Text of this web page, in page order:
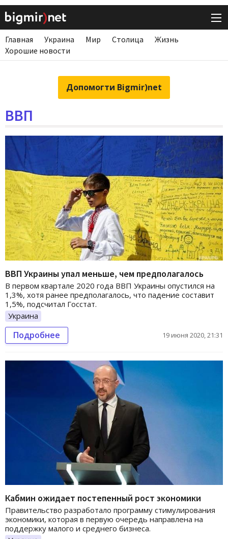
Главная Украина Мир Столица
Жизнь
Хорошие новости
Допомогти Bigmir)net
ВВП
ВВП Украины упал меньше, чем предполагалось
В первом квартале 2020 года ВВП Украины опустился на
1,3%, хотя ранее предполагалось, что падение составит
1,5%, подсчитал Госстат.
Украина
Подробнее 19 июня 2020, 21:31
Кабмин ожидает постепенный рост экономики
Правительство разработало программу стимулирования
экономики, которая в первую очередь направлена на
поддержку малого и среднего бизнеса.